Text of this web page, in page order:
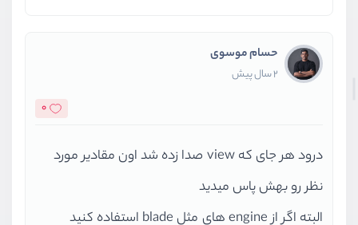
حسام موسوی
2 سال پیش
0
درود هر جای که view صدا زده شد اون مقادیر مورد
نظر رو بهش پاس میدید
البته اگر از engine های مثل blade استفاده کنید